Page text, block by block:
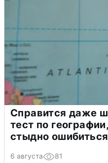
Справится даже
тест по
стыдно ошибиться
6 августа 81